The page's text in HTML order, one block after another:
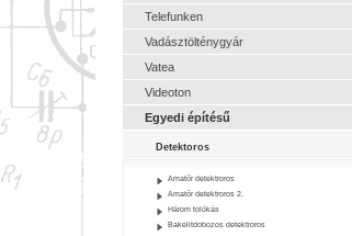
Telefunken
Vadásztölténygyár
Vatea
Videoton
Egyedi építésű
Detektoros
Amatőr detektroros
Amatőr detektroros 2.
Három tolókás
Bakelitdobozos detektroros